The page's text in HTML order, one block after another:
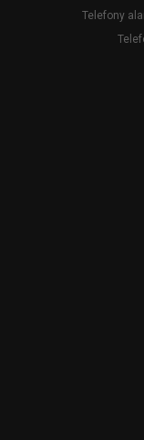
Telefony